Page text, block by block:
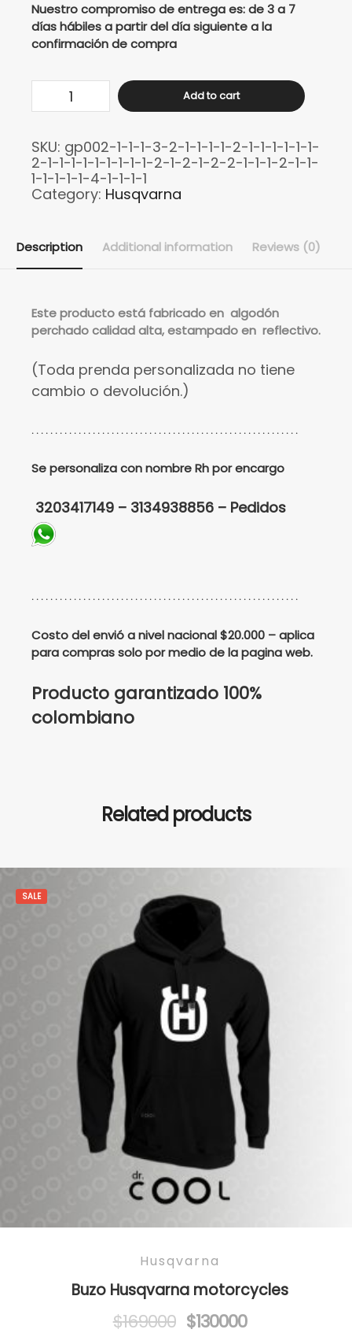
Nuestro compromiso de entrega es: de 3 a 7
días hábiles a partir del día siguiente a la
confirmación de compra
Husqvarna
arrow
quantity
Add to cart
SKU: gp002-1-1-1-3-2-1-1-1-1-2-1-1-1-1-1-1-
2-1-1-1-1-1-1-1-1-1-2-1-2-1-2-2-1-1-1-2-1-1-
1-1-1-1-1-4-1-1-1-1
Category: Husqvarna
Description Additional information Reviews (0)
Esteproducto está fabricado en algodón
perchado calidad alta, estampado en reflectivo.
(Toda prenda personalizada no tiene
cambio o devolución.)
. . . . . . . . . . . . . . . . . . . . . . . . . . . . . . . . . . . . . . . . . . . . . . . . . . . . . . . . .
Se personaliza con nombre Rh por encargo
3203417149 – 3134938856 – Pedidos
. . . . . . . . . . . . . . . . . . . . . . . . . . . . . . . . . . . . . . . . . . . . . . . . . . . . . . . . .
Costo del envió a nivel nacional $20.000 – aplica
para compras solo por medio de la pagina web.
Producto garantizado 100%
colombiano
Related products
SALE
Husqvarna
Buzo Husqvarna motorcycles
$169000 Original
$130000Current